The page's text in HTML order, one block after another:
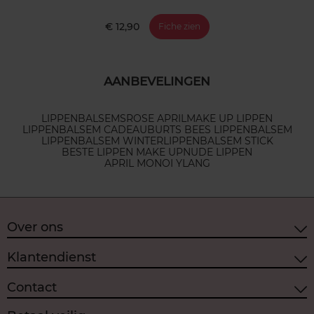
€ 12,90 Fiche zien
AANBEVELINGEN
LIPPENBALSEMSROSE APRILMAKE UP LIPPEN
LIPPENBALSEM CADEAUBURTS BEES LIPPENBALSEM
LIPPENBALSEM WINTERLIPPENBALSEM STICK
BESTE LIPPEN MAKE UPNUDE LIPPEN
APRIL MONOI YLANG
Over ons
Klantendienst
Contact